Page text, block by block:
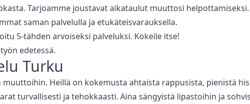
Tarjoamme joustavat aikataulut muuttosi
saman palvelulla ja etukäteisvarauksella.
5-tähden arvoiseksi palveluksi. Kokeile itse!
edetessä.
Turku
Heillä on kokemusta ahtaista rappusista, pienistä
turvallisesti ja tehokkaasti. Aina sängyistä lipastoihin ja